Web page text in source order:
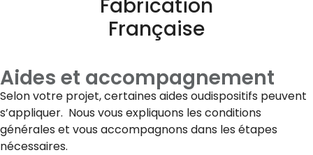
Fabrication
Française
Aides et accompagnement
Selon votre projet, certaines aides oudispositifs peuvent
s’appliquer. Nous vous expliquons les conditions
générales et vous accompagnons dans les étapes
nécessaires.